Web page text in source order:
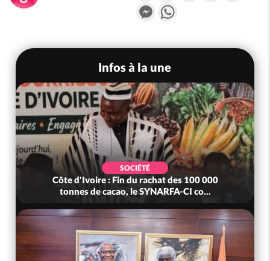
Messenger
Infos à la une
SOCIÉTÉ
Côte d'Ivoire : Fin du rachat des 100 000
tonnes de cacao, le SYNARFA-CI co...